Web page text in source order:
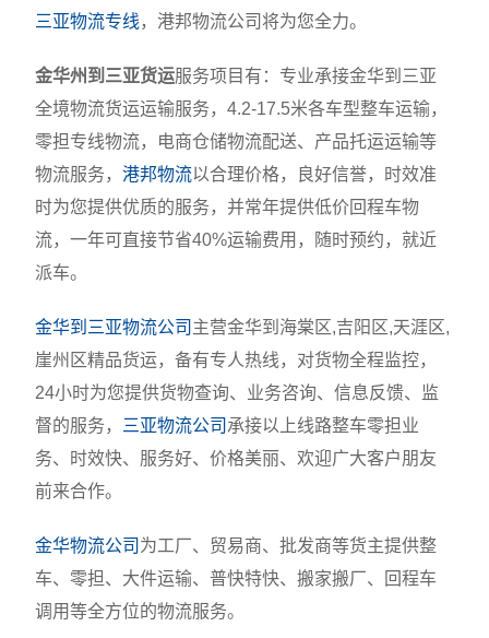
三亚物流专线 ，港邦物流公司将为您全力。
金华州到三亚货运服务项目有：专业承接金华到三亚
全境物流货运运输服务，4.2-17.5米各车型整车运输，
零担专线物流，电商仓储物流配送、产品托运运输等
物流服务，港邦物流以合理价格，良好信誉，时效准
时为您提供优质的服务，并常年提供低价回程车物
流，一年可直接节省40%运输费用，随时预约，就近
派车。
金华到三亚物流公司 主营金华到海棠区,吉阳区,天涯区,
崖州区精品货运，备有专人热线，对货物全程监控，
24小时为您提供货物查询、业务咨询、信息反馈、监
督的服务， 三亚物流公司 承接以上线路整车零担业
务、时效快、服务好、价格美丽、欢迎广大客户朋友
前来合作。
金华物流公司 为工厂、贸易商、批发商等货主提供整
车、零担、大件运输、普快特快、搬家搬厂、回程车
调用等全方位的物流服务。